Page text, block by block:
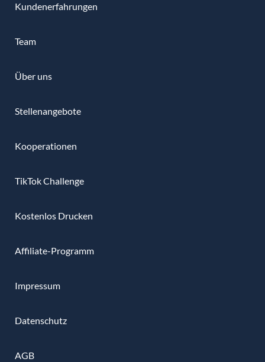
Kundenerfahrungen
Team
Über uns
Stellenangebote
Kooperationen
TikTok Challenge
Kostenlos Drucken
Affiliate-Programm
Impressum
Datenschutz
AGB